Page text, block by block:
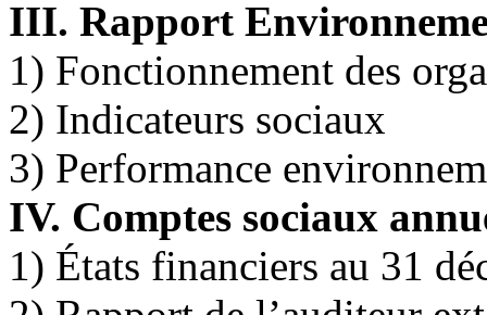
III. Rapport
1) Fonctionnement des
2) Indicateurs sociaux
3) Performance
IV. Comptes sociaux
1) États financiers au 31